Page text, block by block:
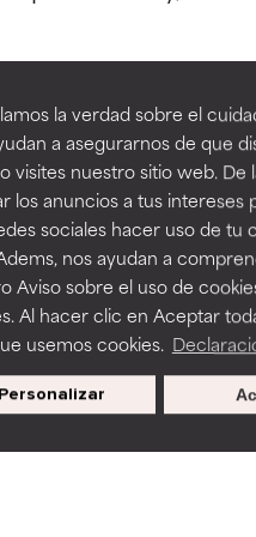
la verdad sobre el
a asegurarnos de que
visites nuestro sitio web.
los anuncios a tus intereses
sociales hacer uso de
nos ayudan a
Aviso sobre el uso de
Al hacer clic en Aceptar
usemos cookies.
Personalizar
BACK
to assess ingredients
tan beneficiosos como los de
la estabilidad o la
ciertas limitaciones en
básicos o que no cuentan
algunos beneficios
efectos adversos
se utiliza en altas
tan beneficiosos como los de
la estabilidad o la
ciertas limitaciones en
básicos o que no cuentan
algunos beneficios
efectos adversos
se utiliza en altas